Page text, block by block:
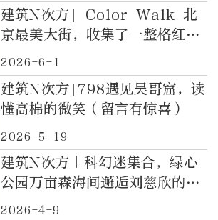
建筑N次方| Color Walk 北
京最美大街，收集了一整格红色
（留言有惊喜）
2026-6-1
建筑N次方|798遇见吴哥窟，读
懂高棉的微笑（留言有惊喜）
2026-5-19
建筑N次方｜科幻迷集合，绿心
公园万亩森海间邂逅刘慈欣的微
宇宙（留言有惊喜）
2026-4-9